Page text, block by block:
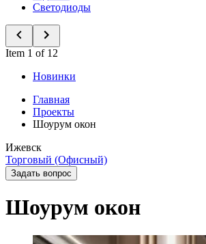
Светодиоды
Item 1 of 12
Новинки
Главная
Проекты
Шоурум окон
Ижевск
Торговый (Офисный)
Задать вопрос
Шоурум окон